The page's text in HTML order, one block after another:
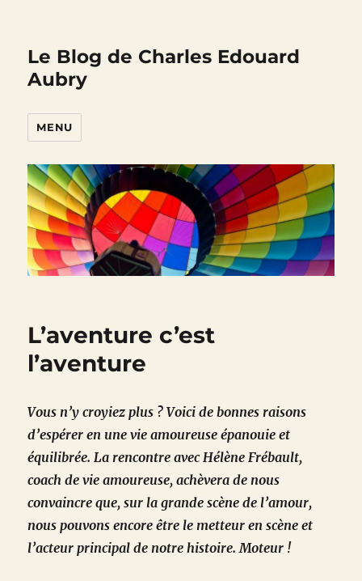
Le Blog de Charles Edouard
Aubry
MENU
L’aventure c’est
l’aventure
Vous n’y croyiez plus ? Voici de bonnes raisons
d’espérer en une vie amoureuse épanouie et
équilibrée. La rencontre avec Hélène Frébault,
coach de vie amoureuse, achèvera de nous
convaincre que, sur la grande scène de l’amour,
nous pouvons encore être le metteur en scène et
l’acteur principal de notre histoire. Moteur !